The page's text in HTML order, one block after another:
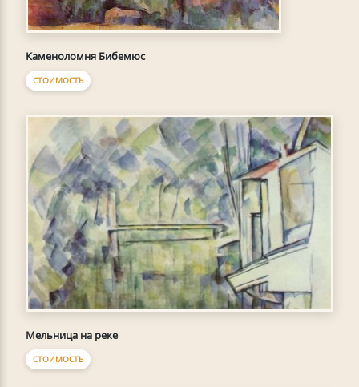
Каменоломня Бибемюс
СТОИМОСТЬ
Мельница на реке
СТОИМОСТЬ